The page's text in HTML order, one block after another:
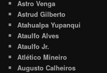
Astro Venga
Astrud Gilberto
Atahualpa Yupanqui
Ataulfo Alves
Ataulfo Jr.
Atlético Mineiro
Augusto Calheiros